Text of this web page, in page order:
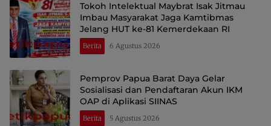
Tokoh Intelektual Maybrat Isak Jitmau
Imbau Masyarakat Jaga Kamtibmas
Jelang HUT ke-81 Kemerdekaan RI
Berita 6 Agustus 2026
Pemprov Papua Barat Daya Gelar
Sosialisasi dan Pendaftaran Akun IKM
OAP di Aplikasi SIINAS
Berita 5 Agustus 2026